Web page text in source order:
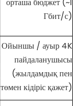
Гбит/с)
Ойыншы / ауыр 4K
пайдаланушысы
(жылдамдық пен
төмен кідіріс қажет)